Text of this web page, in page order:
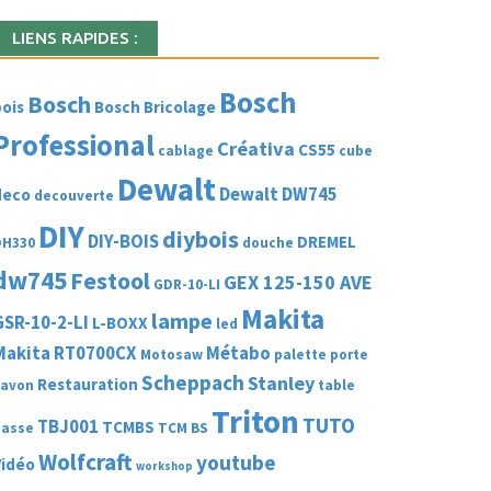
LIENS RAPIDES :
Bosch Bosch Bricolage Bosch
cablage Créativa CS55 cube
decouverte Dewalt Dewalt DW745
DIY DIY-BOIS diybois douche DREMEL
Festool GDR-10-LI GEX 125-150 AVE
10-2-LI L-BOXX lampe led Makita
RT0700CX Motosaw Métabo palette porte
Restauration ScheppachStanley table
TBJ001 TCMBS TCM BS Triton TUTO
Wolfcraft workshop youtube